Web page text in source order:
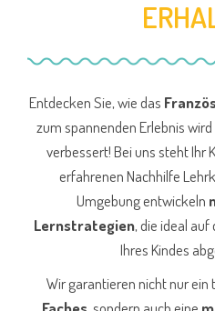
Entdecken Sie, wie das
zum spannenden Erlebnis
verbessert! Bei uns steht Ihr
erfahrenen Nachhilfe
Umgebung entwickeln
Lernstrategien, die ideal
Ihres Kindes
Wir garantieren nicht nur